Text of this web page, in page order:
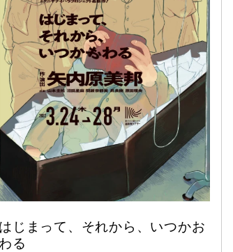
はじまって、それから、いつかお
る